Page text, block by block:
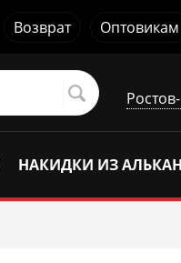
Возврат Оптовикам
НАКИДКИ ИЗ